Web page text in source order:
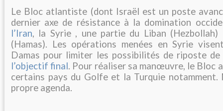
Le Bloc atlantiste (dont Israël est un poste
dernier axe de résistance à la domination
l’Iran, la Syrie , une partie du Liban
(Hamas). Les opérations menées en Syrie
Damas pour limiter les possibilités de riposte
l’objectif final. Pour réaliser sa manœuvre, le Bloc
certains pays du Golfe et la Turquie notamment.
propre agenda.